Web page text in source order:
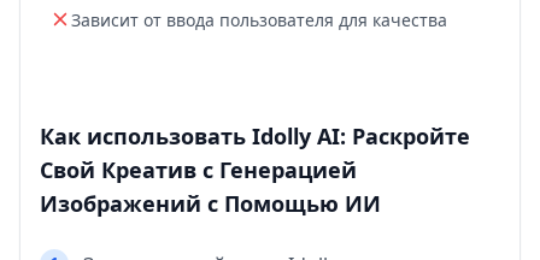
Зависит от ввода пользователя для качества
Как использовать Idolly AI: Раскройте
Свой Креатив с Генерацией
Изображений с Помощью ИИ